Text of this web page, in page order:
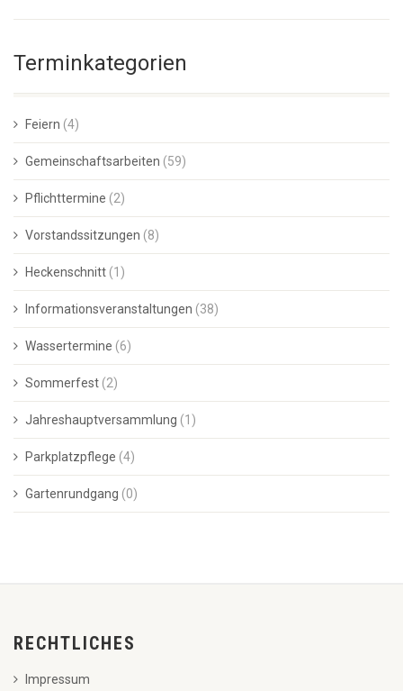
Terminkategorien
Feiern (4)
Gemeinschaftsarbeiten (59)
Pflichttermine (2)
Vorstandssitzungen (8)
Heckenschnitt (1)
Informationsveranstaltungen (38)
Wassertermine (6)
Sommerfest (2)
Jahreshauptversammlung (1)
Parkplatzpflege (4)
Gartenrundgang (0)
RECHTLICHES
Impressum